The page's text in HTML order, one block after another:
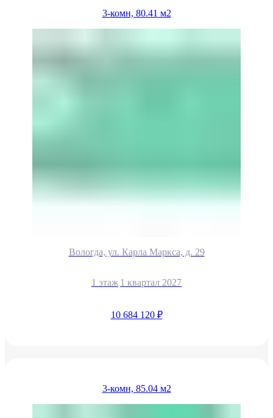
3-комн, 80.41 м2
Вологда, ул. Карла Маркса, д. 29
1 этаж 1 квартал 2027
10 684 120 ₽
3-комн, 85.04 м2